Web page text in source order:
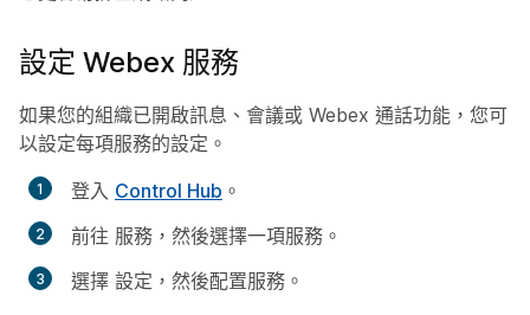
設定 Webex 服務
如果您的組織已開啟訊息、會議或 Webex 通話功能，您可
以設定每項服務的設定。
登入 Control Hub 。
前往 服務 ，然後選擇一項服務。
選擇 設定 ，然後配置服務。